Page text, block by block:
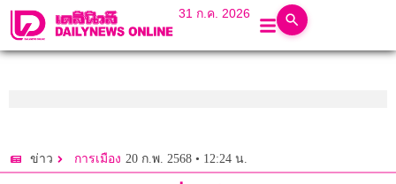
31 ก.ค. 2026
ข่าว การเมือง 20 ก.พ. 2568 • 12:24 น.